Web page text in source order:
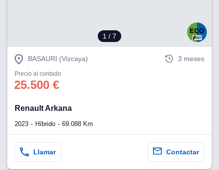
1 / 7
BASAURI (Vizcaya) 3 meses
Precio al contado
25.500 €
Renault Arkana
2023 Híbrido 69.088 Km
Llamar Contactar